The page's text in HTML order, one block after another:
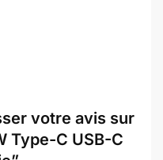
votre avis sur
Type-C USB-C